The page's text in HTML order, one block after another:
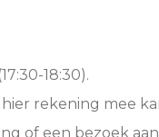
18:30).
rekening mee
of een bezoek